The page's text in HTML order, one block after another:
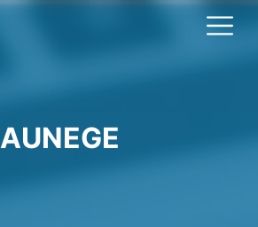
AUNEGE